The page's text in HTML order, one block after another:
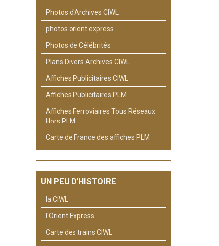
Photos d'Archives CIWL
photos orient express
Photos de Célébrités
Plans Divers Archives CIWL
Affiches Publicitaires CIWL
Affiches Publicitaires PLM
Affiches Ferroviaires Tous Réseaux
Hors PLM
Carte de France des affiches PLM
UN PEU D'HISTOIRE
la CIWL
l'Orient Express
Carte des trains CIWL